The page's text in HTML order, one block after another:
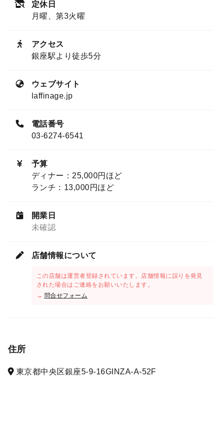
定休日
月曜、第3火曜
アクセス
銀座駅より徒歩5分
ウェブサイト
laffinage.jp
電話番号
03-6274-6541
予算
ディナー：25,000円ほど
ランチ：13,000円ほど
開業日
未確認
店舗情報について
この店舗は運営者登録されています。店舗情報に誤りを発見
された場合はご連絡をお願いいたします。
→ 問合せフォーム
住所
東京都中央区銀座5-9-16GINZA-A-52F